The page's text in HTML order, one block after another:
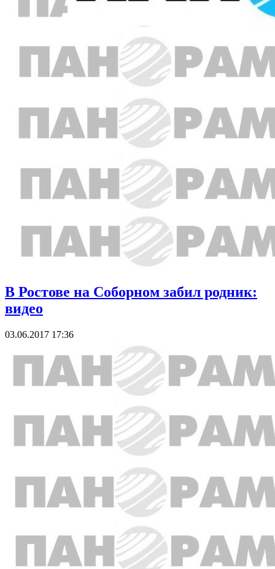
В Ростове на Соборном забил родник:
видео
03.06.2017 17:36